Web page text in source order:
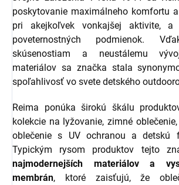
poskytovanie maximálneho komfortu
pri akejkoľvek vonkajšej aktivite,
poveternostných podmienok.
skúsenostiam a neustálemu
materiálov sa značka stala
spoľahlivosť vo svete detského
Reima ponúka širokú škálu
kolekcie na lyžovanie, zimné
oblečenie s UV ochranou a detskú
Typickým rysom produktov tejto
najmodernejších materiálov a
membrán, ktoré zaisťujú, že